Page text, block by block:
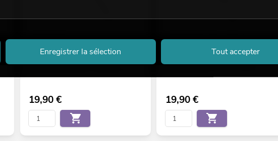
OMNITRONIC Tube d'écartement
No. 11038869
19,90€
OMNITRONIC ROD-1283 Speaker
19,90€
Enregistrer la sélection Tout accepter